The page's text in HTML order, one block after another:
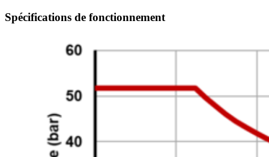
Spécifications de fonctionnement